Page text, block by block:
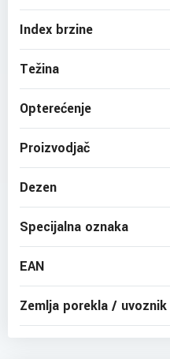
Index brzine
Težina
Opterećenje
Proizvodjač
Dezen
Specijalna oznaka
EAN
Zemlja porekla / uvoznik